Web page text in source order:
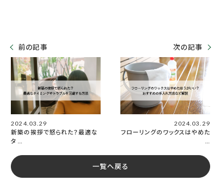
前の記事
2024.03.29
新築の挨拶で怒られた？最適な
タ …
一覧へ戻る
次の記事
2024.03.29
フローリングのワックスはやめた
…